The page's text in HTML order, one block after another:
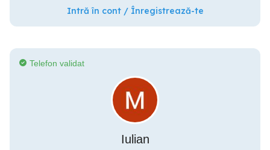
Intră în cont / Înregistrează-te
Telefon validat
Iulian